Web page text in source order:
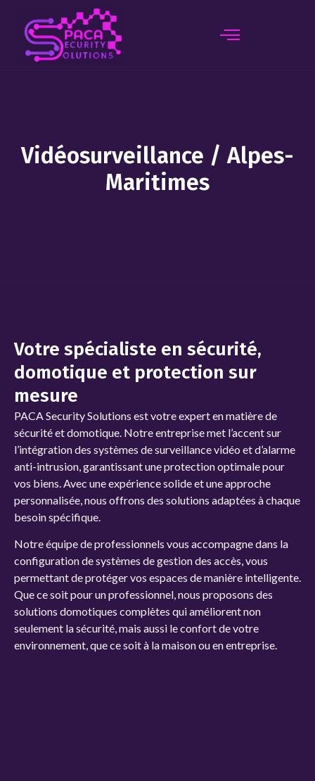
principal
Vidéosurveillance / Alpes-
Maritimes
Votre spécialiste en sécurité,
domotique et protection sur
mesure
PACA Security Solutions est votre expert en matière de
sécurité et domotique. Notre entreprise met l’accent sur
l’intégration des systèmes desurveillance vidéo et d’alarme
anti-intrusion, garantissant une protection optimale pour
vos biens. Avec une expérience solide et une approche
personnalisée, nous offrons des solutions adaptées à chaque
besoin spécifique.
Notre équipe de professionnels vous accompagne dans la
configuration de systèmes de gestion des accès, vous
permettant de protéger vos espaces de manière intelligente.
Que ce soit pour un professionnel, nous proposons des
solutions domotiques complètes qui améliorent non
seulement la sécurité, mais aussi le confort de votre
environnement, que ce soit à la maison ou en entreprise.